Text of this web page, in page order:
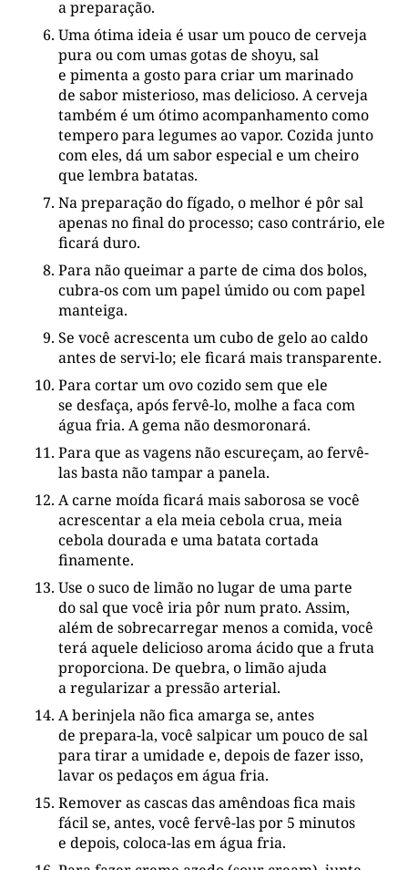
a preparação.
Uma ótima ideia é usar um pouco de cerveja
pura ou com umas gotas de shoyu, sal
e pimenta a gosto para criar um marinado
de sabor misterioso, mas delicioso. A cerveja
também é um ótimo acompanhamento como
tempero para legumes ao vapor. Cozida junto
com eles, dá um sabor especial e um cheiro
que lembra batatas.
Na preparação do fígado, o melhor é pôr sal
apenas no final do processo; caso contrário, ele
ficará duro.
Para não queimar a parte de cima dos bolos,
cubra-os com um papel úmido ou com papel
manteiga.
Se você acrescenta um cubo de gelo ao caldo
antes de servi-lo; ele ficará mais transparente.
Para cortar um ovo cozido sem que ele
se desfaça, após fervê-lo, molhe a faca com
água fria. A gema não desmoronará.
Para que as vagens não escureçam, ao fervê-
las basta não tampar a panela.
A carne moída ficará mais saborosa se você
acrescentar a ela meia cebola crua, meia
cebola dourada e uma batata cortada
finamente.
Use o suco de limão no lugar de uma parte
do sal que você iria pôr num prato. Assim,
além de sobrecarregar menos a comida, você
terá aquele delicioso aroma ácido que a fruta
proporciona. De quebra, o limão ajuda
a regularizar a pressão arterial.
A berinjela não fica amarga se, antes
de prepara-la, você salpicar um pouco de sal
para tirar a umidade e, depois de fazer isso,
lavar os pedaços em água fria.
Remover as cascas das amêndoas fica mais
fácil se, antes, você fervê-las por 5 minutos
e depois, coloca-las em água fria.